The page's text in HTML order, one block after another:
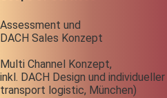
Assessment und
DACH Sales Konzept
Multi Channel Konzept,
inkl. DACH Design und
transport logistic, München)